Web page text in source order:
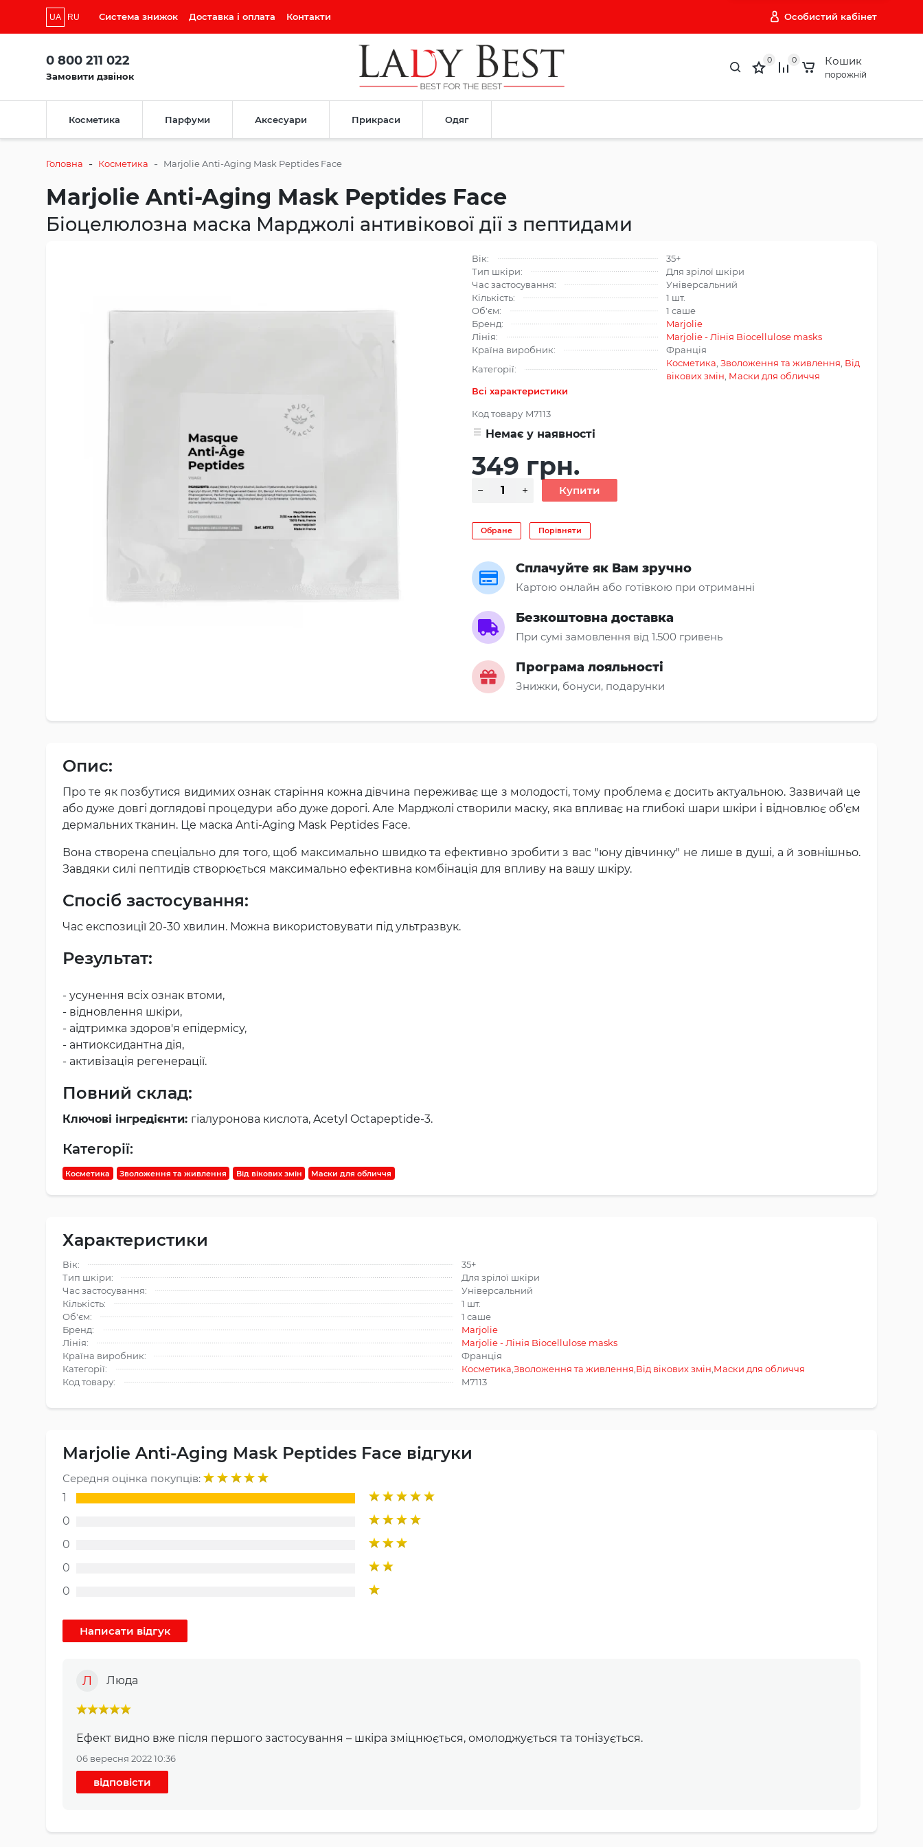
UA RU Система знижок Доставка і оплата Контакти Особистий кабінет
0 800 211 022
Замовити дзвінок
0 0 Кошик
порожній
Косметика Парфуми Аксесуари Прикраси Одяг
Головна - Косметика - Marjolie Anti-Aging Mask Peptides Face
Marjolie Anti-Aging Mask Peptides Face
Біоцелюлозна маска Марджолі антивікової дії з пептидами
Вік:
35+
Тип шкіри:
Для зрілої шкіри
Час застосування:
Універсальний
Кількість:
1 шт.
Об'єм:
1 саше
Бренд:
Marjolie
Лінія:
Marjolie - Лінія Biocellulose masks
Країна виробник:
Франція
Категорії:
Косметика Зволоження та живлення Від
вікових змін Маски для обличчя
Всі характеристики
Код товару M7113
Немає у наявності
349 грн.
Обране Порівняти
Сплачуйте як Вам зручно
Картою онлайн або готівкою при отриманні
Безкоштовна доставка
При сумі замовлення від 1.500 гривень
Програма лояльності
Знижки, бонуси, подарунки
Опис:
Про те як позбутися видимих ознак старіння кожна дівчина переживає ще з молодості, тому проблема є досить актуальною. Зазвичай це
або дуже довгі доглядові процедури або дуже дорогі. Але Марджолі створили маску, яка впливає на глибокі шари шкіри і відновлює об'єм
дермальних тканин. Це маска Anti-Aging Mask Peptides Face.
Вона створена спеціально для того, щоб максимально швидко та ефективно зробити з вас "юну дівчинку" не лише в душі, а й зовнішньо.
Завдяки силі пептидів створюється максимально ефективна комбінація для впливу на вашу шкіру.
Спосіб застосування:
Час експозиції 20-30 хвилин. Можна використовувати під ультразвук.
Результат:
- усунення всіх ознак втоми,
- відновлення шкіри,
- аідтримка здоров'я епідермісу,
- антиоксидантна дія,
- активізація регенерації.
Повний склад:
Ключові інгредієнти: гіалуронова кислота, Acetyl Octapeptide-3.
Категорії:
Косметика Зволоження та живлення Від вікових змін Маски для обличчя
Характеристики
Вік:
35+
Тип шкіри:
Для зрілої шкіри
Час застосування:
Універсальний
Кількість:
1 шт.
Об'єм:
1 саше
Бренд:
Marjolie
Лінія:
Marjolie - Лінія Biocellulose masks
Країна виробник:
Франція
Категорії:
Косметика,Зволоження та живлення,Від вікових змін,Маски для обличчя
Код товару:
M7113
Marjolie Anti-Aging Mask Peptides Face відгуки
Середня оцінка покупців:
1
0
0
0
0
Л Люда
Ефект видно вже після першого застосування – шкіра зміцнюється, омолоджується та тонізується.
06 вересня 2022 10:36
відповісти